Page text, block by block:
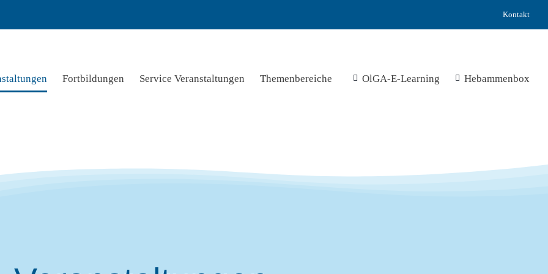
Kontakt
Fortbildungen Service Veranstaltungen Themenbereiche OlGA-E-Learning Hebammenbox